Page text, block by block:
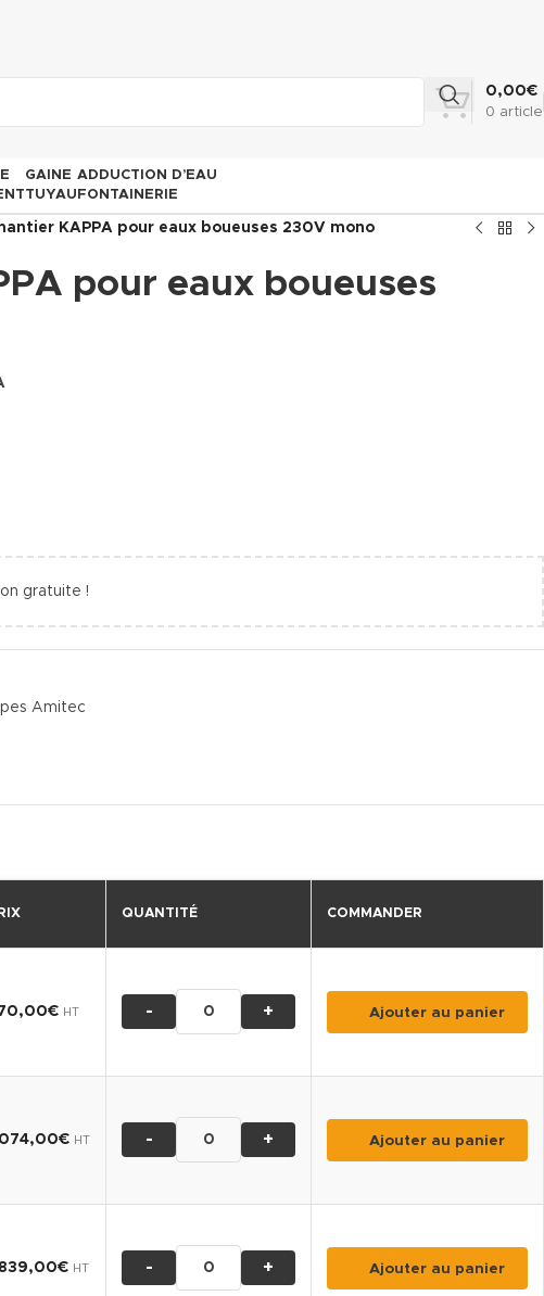
0 article
0,00€
GAINE
TUYAU
ADDUCTION D’EAU
FONTAINERIE
KAPPA pour eaux boueuses 230V mono
pour eaux boueuses
gratuite !
Amitec
QUANTITÉ COMMANDER
€ HT - + Ajouter au panier
€ HT - + Ajouter au panier
€ HT - + Ajouter au panier